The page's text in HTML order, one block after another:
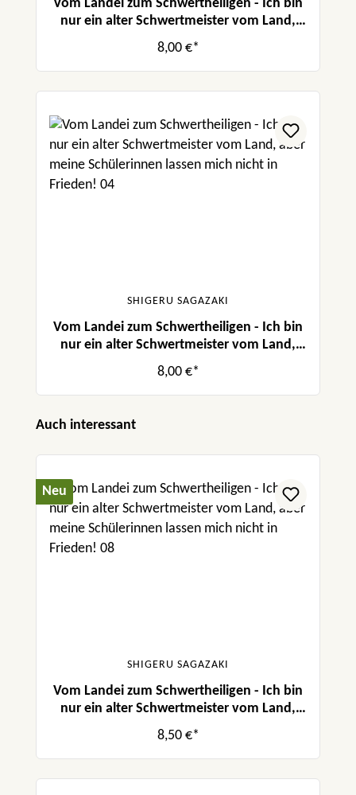
Vom Landei zum Schwertheiligen - Ich bin
nur ein alter Schwertmeister vom Land,
aber meine Schülerinnen lassen mich nicht
in Frieden! 05
8,00 €*
SHIGERU SAGAZAKI
Vom Landei zum Schwertheiligen - Ich bin
nur ein alter Schwertmeister vom Land,
aber meine Schülerinnen lassen mich nicht
in Frieden! 04
8,00 €*
Produktgalerie überspringen
Auch interessant
Neu
SHIGERU SAGAZAKI
Vom Landei zum Schwertheiligen - Ich bin
nur ein alter Schwertmeister vom Land,
aber meine Schülerinnen lassen mich nicht
in Frieden! 08
8,50 €*